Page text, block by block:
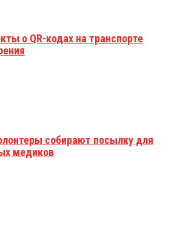
о QR-кодах на транспорте
собирают посылку для
медиков